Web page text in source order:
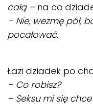
całą –na co
– Nie, wezmę pół,
pocałować.
Łazi dziadek po
– Co robisz?
– Seksu mi się